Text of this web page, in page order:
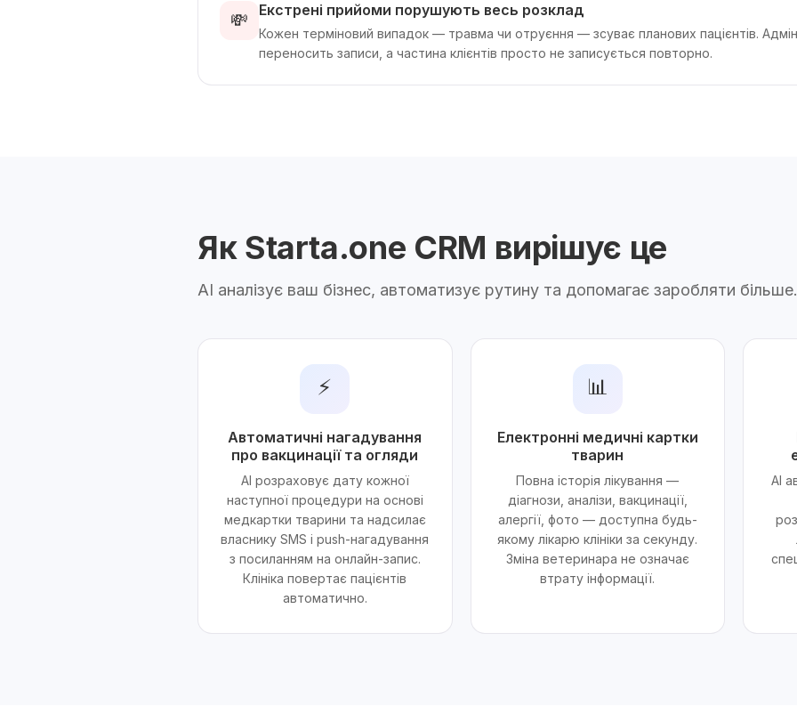
💸 Екстрені прийоми порушують весь розклад
Кожен терміновий випадок — травма чи отруєння — зсуває планових пацієнтів.
переносить записи, а частина клієнтів просто не записується повторно.
Як Starta.one CRM вирішує це
AI аналізує ваш бізнес, автоматизує рутину та допомагає заробляти більше.
⚡
Автоматичні нагадування
про вакцинації та огляди
AI розраховує дату кожної
наступної процедури на основі
медкартки тварини та надсилає
власнику SMS і push-нагадування
з посиланням на онлайн-запис.
Клініка повертає пацієнтів
автоматично.
📊
Електронні медичні картки
тварин
Повна історія лікування —
діагнози, аналізи, вакцинації,
алергії, фото — доступна будь-
якому лікарю клініки за секунду.
Зміна ветеринара не означає
втрату інформації.
AI